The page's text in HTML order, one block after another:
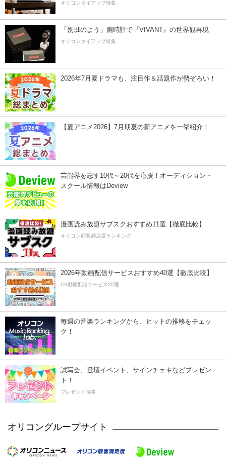
オリコンタイアップ特集
「別班のよう」腕時計で『VIVANT』の世界観再現
オリコンタイアップ特集
2026年7月夏ドラマも、注目作＆話題作が勢ぞろい！
【夏アニメ2026】7月期夏の新アニメを一挙紹介！
芸能界を志す10代～20代を応援！オーディション・
スクール情報はDeview
漫画読み放題サブスクおすすめ11選【徹底比較】
オリコン顧客満足度ランキング
2026年動画配信サービスおすすめ40選【徹底比較】
CS動画配信サービス20選
毎週の音楽ランキングから、ヒットの推移をチェッ
ク！
試写会、登壇イベント、サインチェキなどプレゼン
ト！
プレゼント特集
オリコングループサイト